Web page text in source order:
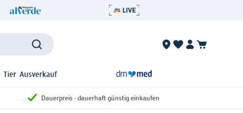
Tier Ausverkauf
Dauerpreis - dauerhaft günstig einkaufen